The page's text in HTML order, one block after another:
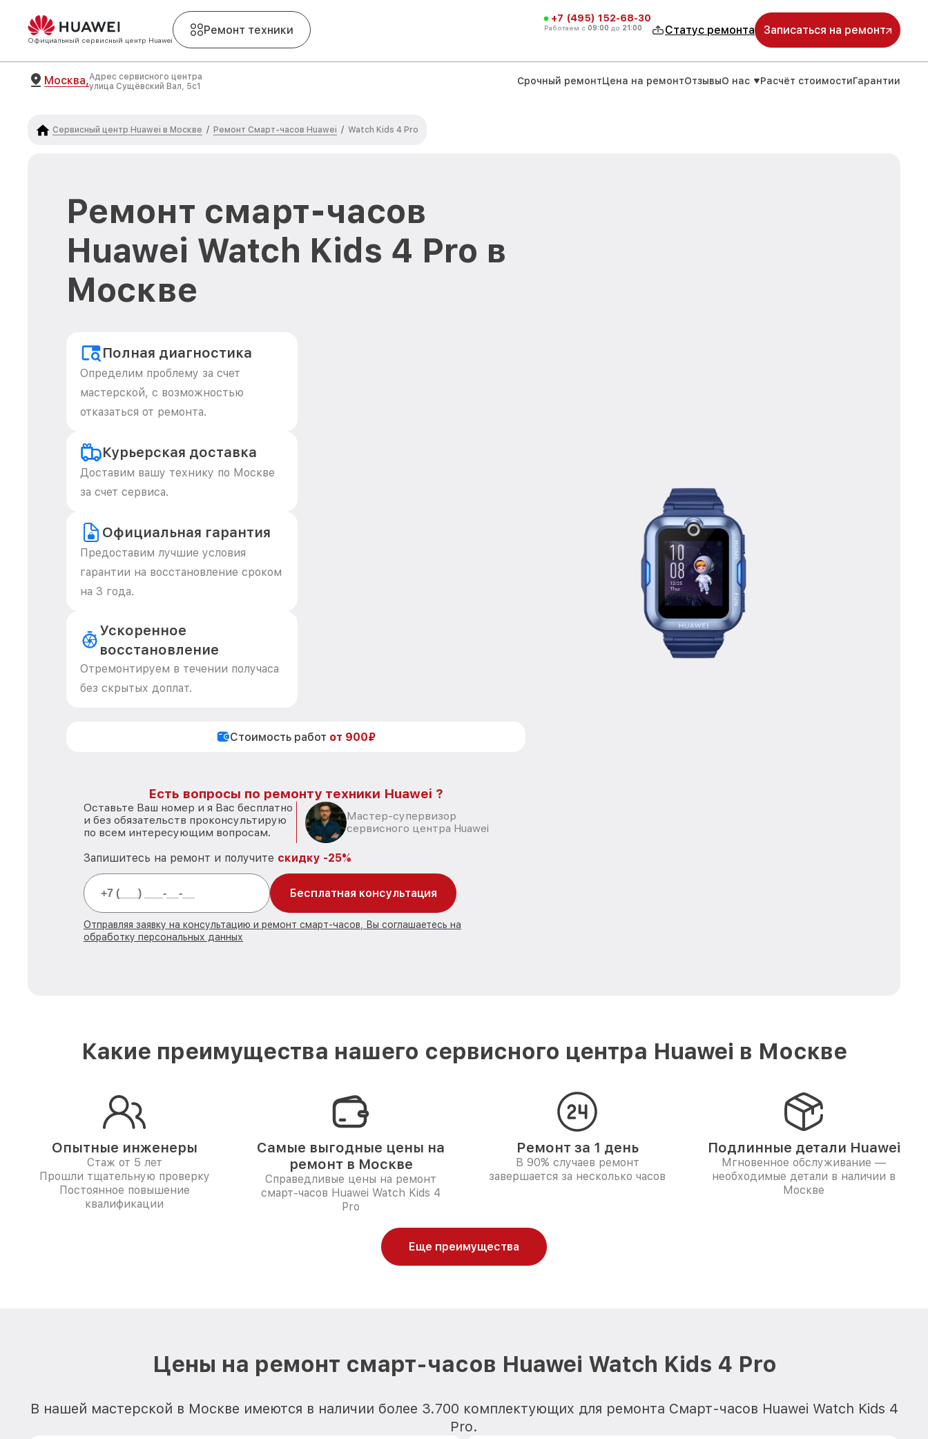
Официальный сервисный центр Huawei
Ремонт техники
+7 (495) 152-68-30
Работаем с 09:00 до 21:00 Статус ремонта Записаться на ремонт
Москва,Адрес сервисного центра
улица Сущёвский Вал, 5с1
Срочный ремонтЦена на ремонтОтзывыО нас Расчёт стоимостиГарантии
Сервисный центр Huawei в Москве / Ремонт Смарт-часов Huawei / Watch Kids 4 Pro
Ремонт смарт-часов
Huawei Watch Kids 4 Pro в
Москве
Полная диагностика
Определим проблему за счет
мастерской, с возможностью
отказаться от ремонта.
Курьерская доставка
Доставим вашу технику по Москве
за счет сервиса.
Официальная гарантия
Предоставим лучшие условия
гарантии на восстановление сроком
на 3 года.
Ускоренное
восстановление
Отремонтируем в течении получаса
без скрытых доплат.
Стоимость работ от 900₽
Есть вопросы по ремонту техники Huawei ?
Оставьте Ваш номер и я Вас бесплатно
и без обязательств проконсультирую
по всем интересующим вопросам.
Мастер-супервизор
сервисного центра Huawei
Запишитесь на ремонт и получите скидку -25%
Бесплатная консультация
Отправляя заявку на консультацию и ремонт смарт-часов, Вы соглашаетесь на
обработку персональных данных
Какие преимущества нашего сервисного центра Huawei в Москве
Опытные инженеры
Стаж от 5 лет
Прошли тщательную проверку
Постоянное повышение
квалификации
Самые выгодные цены на
ремонт в Москве
Справедливые цены на ремонт
смарт-часов Huawei Watch Kids 4
Pro
Ремонт за 1 день
В 90% случаев ремонт
завершается за несколько часов
Подлинные детали Huawei
Мгновенное обслуживание —
необходимые детали в наличии в
Москве
Еще преимущества
Цены на ремонт смарт-часов Huawei Watch Kids 4 Pro
В нашей мастерской в Москве имеются в наличии более 3.700 комплектующих для ремонта Смарт-часов Huawei Watch Kids 4
Pro.